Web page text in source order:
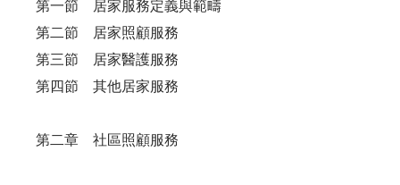
第一節 居家服務定義與範疇
第二節 居家照顧服務
第三節 居家醫護服務
第四節 其他居家服務
第二章 社區照顧服務